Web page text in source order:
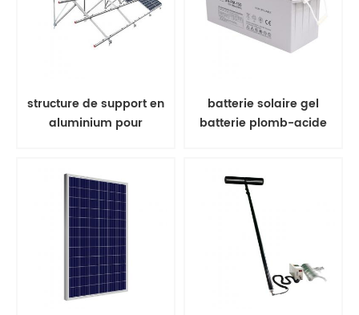
structure de support en
aluminium pour
batterie solaire gel
batterie plomb-acide